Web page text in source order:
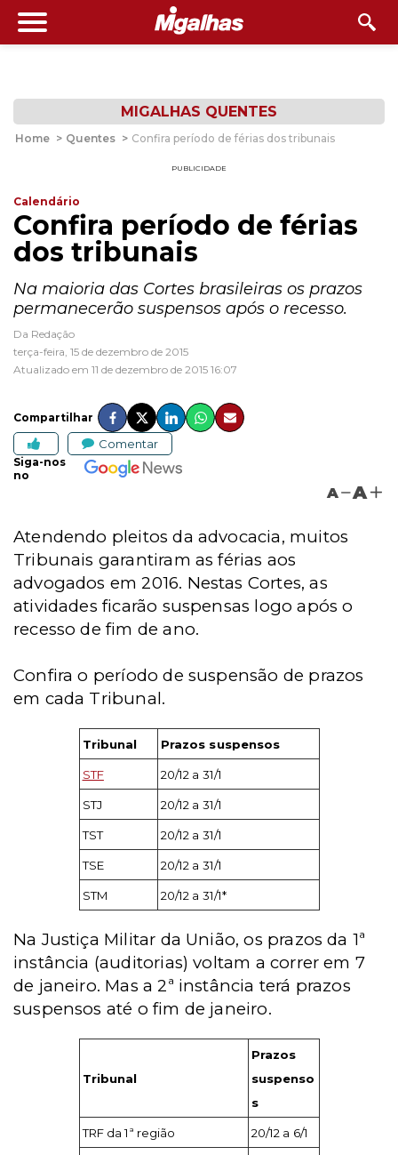
MIGALHAS QUENTES
Home > Quentes > Confira período de férias dos tribunais
PUBLICIDADE
Calendário
Confira período de férias
dos tribunais
Na maioria das Cortes brasileiras os prazos
permanecerão suspensos após o recesso.
Da Redação
terça-feira, 15 de dezembro de 2015
Atualizado em 11 de dezembro de 2015 16:07
Compartilhar
Comentar
Siga-nos
no
A A
Atendendo pleitos da advocacia, muitos
Tribunais garantiram as férias aos
advogados em 2016. Nestas Cortes, as
atividades ficarão suspensas logo após o
recesso de fim de ano.
Confira o período de suspensão de prazos
em cada Tribunal.
Tribunal Prazos suspensos
STF 20/12 a 31/1
STJ 20/12 a 31/1
TST 20/12 a 31/1
TSE 20/12 a 31/1
STM 20/12 a 31/1*
Na Justiça Militar da União, os prazos da 1ª
instância (auditorias) voltam a correr em 7
de janeiro. Mas a 2ª instância terá prazos
suspensos até o fim de janeiro.
Tribunal
Prazos
suspenso
s
TRF da 1ª região 20/12 a 6/1